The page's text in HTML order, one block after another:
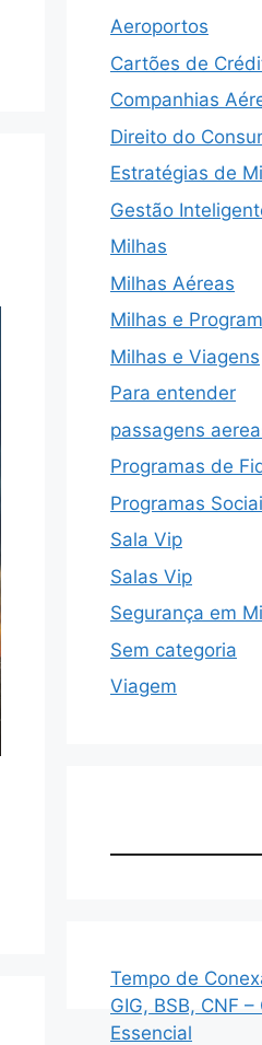
Aeroportos
Cartões de
Companhias
Direito do
Estratégias de
Gestão
Milhas
Milhas Aéreas
Milhas e
Milhas e Viagens
Para entender
passagens
Programas de
Programas
Sala Vip
Salas Vip
Segurança em
Sem categoria
Viagem
Tempo de
GIG, BSB, CNF –
Essencial